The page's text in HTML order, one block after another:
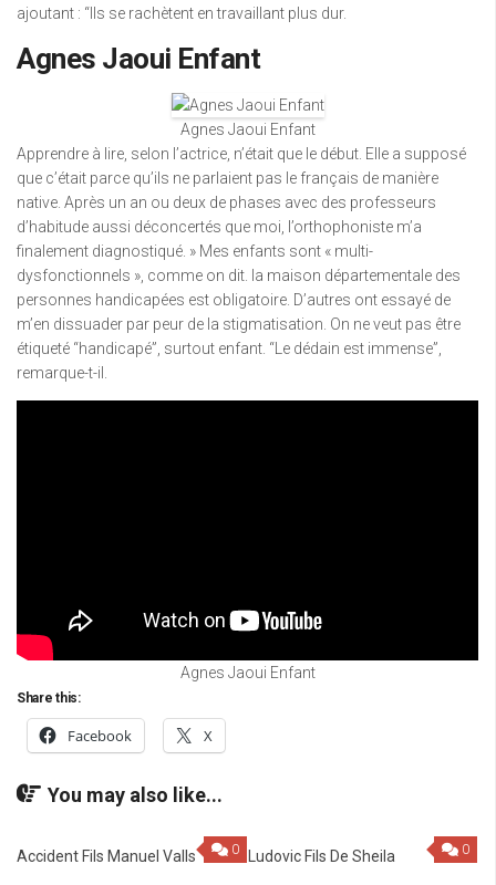
ajoutant : “Ils se rachètent en travaillant plus dur.
Agnes Jaoui Enfant
Agnes Jaoui Enfant
Apprendre à lire, selon l’actrice, n’était que le début. Elle a supposé
que c’était parce qu’ils ne parlaient pas le français de manière
native. Après un an ou deux de phases avec des professeurs
d’habitude aussi déconcertés que moi, l’orthophoniste m’a
finalement diagnostiqué. » Mes enfants sont « multi-
dysfonctionnels », comme on dit. la maison départementale des
personnes handicapées est obligatoire. D’autres ont essayé de
m’en dissuader par peur de la stigmatisation. On ne veut pas être
étiqueté “handicapé”, surtout enfant. “Le dédain est immense”,
remarque-t-il.
Agnes Jaoui Enfant
Share this:
Facebook X
You may also like...
0
Accident Fils Manuel Valls 0
Ludovic Fils De Sheila